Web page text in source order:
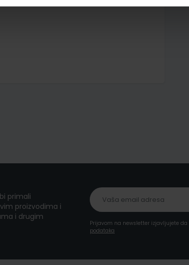
primali
proizvodima i
i drugim
Prijavom na newsletter izjavljujete
podataka